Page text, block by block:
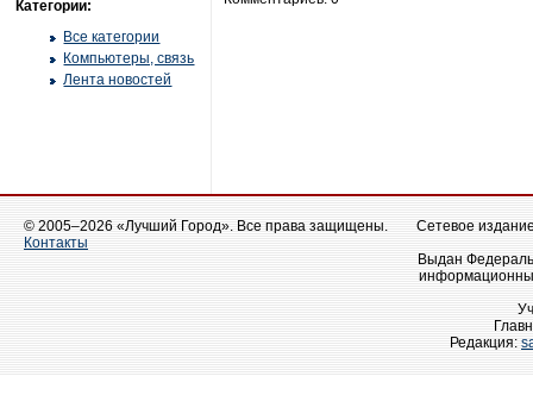
Категории:
Все категории
Компьютеры, связь
Лента новостей
© 2005–2026 «Лучший Город». Все права защищены.
Контакты
Сетевое
Выдан
Редакция: